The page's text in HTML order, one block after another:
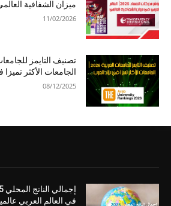
ميزان الشفافية
11/02/2026
الجامعات الأكثر تميزا
08/12/2025
في العالم العربي